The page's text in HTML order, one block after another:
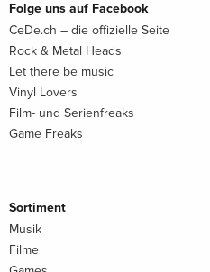
Folge uns auf Facebook
CeDe.ch – die offizielle Seite
Rock & Metal Heads
Let there be music
Vinyl Lovers
Film- und Serienfreaks
Game Freaks
Sortiment
Musik
Filme